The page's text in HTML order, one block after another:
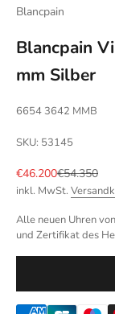
Blancpain
Blancpain
mm Silber
6654 3642 MMB
SKU: 53145
Angebot
€46.200Regulärer
€54.350
inkl. MwSt.
Alle neuen Uhren
und Zertifikat des